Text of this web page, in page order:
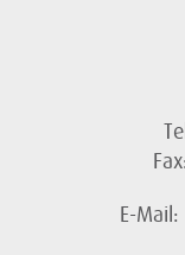
E-Mail: